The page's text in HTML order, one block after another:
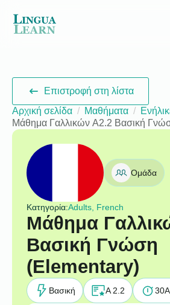
Επιστροφή στη λίστα
Αρχική σελίδα
Μαθήματα
Μάθημα Γαλλικών A2.2 Βασική
Ομάδα
Κατηγορία:Adults, French
Μάθημα
Βασική Γνώση
(Elementary)
Βασική A 2.2 30